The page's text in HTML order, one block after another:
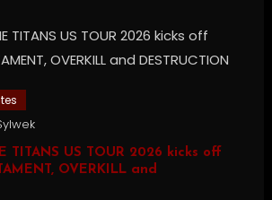
TITANS US TOUR 2026 kicks off
OVERKILL and